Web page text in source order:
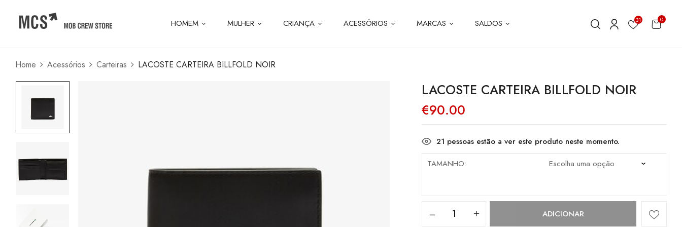
HOMEM MULHER CRIANÇA ACESSÓRIOS MARCAS SALDOS 31 0
Home Acessórios Carteiras LACOSTE CARTEIRA BILLFOLD NOIR
LACOSTE CARTEIRA BILLFOLD NOIR
€90.00
21 pessoas estão a ver este produto neste momento.
TAMANHO
Quantidade
ADICIONAR